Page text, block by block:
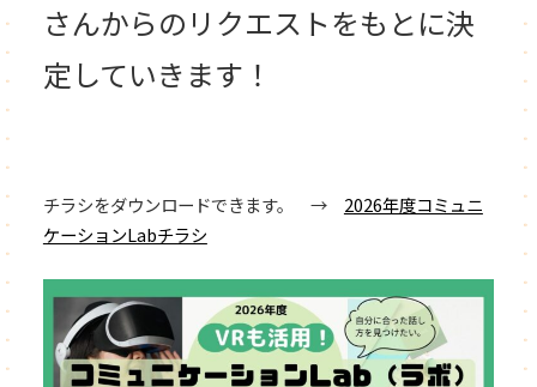
さんからのリクエストをもとに決
定していきます！
チラシをダウンロードできます。 → 2026年度コミュニ
ケーションLabチラシ